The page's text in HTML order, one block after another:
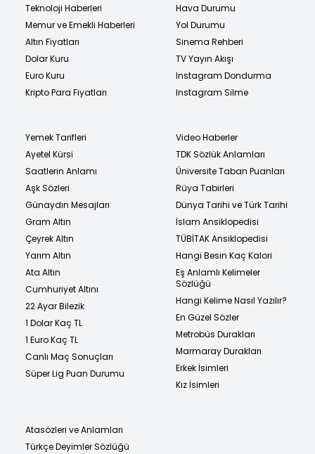
Teknoloji Haberleri
Memur ve Emekli Haberleri
Altın Fiyatları
Dolar Kuru
Euro Kuru
Kripto Para Fiyatları
Hava Durumu
Yol Durumu
Sinema Rehberi
TV Yayın Akışı
Instagram Dondurma
Instagram Silme
Yemek Tarifleri
Ayetel Kürsi
Saatlerin Anlamı
Aşk Sözleri
Günaydın Mesajları
Gram Altın
Çeyrek Altın
Yarım Altın
Ata Altın
Cumhuriyet Altını
22 Ayar Bilezik
1 Dolar Kaç TL
1 Euro Kaç TL
Canlı Maç Sonuçları
Süper Lig Puan Durumu
Video Haberler
TDK Sözlük Anlamları
Üniversite Taban Puanları
Rüya Tabirleri
Dünya Tarihi ve Türk Tarihi
İslam Ansiklopedisi
TÜBİTAK Ansiklopedisi
Hangi Besin Kaç Kalori
Eş Anlamlı Kelimeler
Sözlüğü
Hangi Kelime Nasıl Yazılır?
En Güzel Sözler
Metrobüs Durakları
Marmaray Durakları
Erkek İsimleri
Kız İsimleri
Atasözleri ve Anlamları
Türkçe Deyimler Sözlüğü